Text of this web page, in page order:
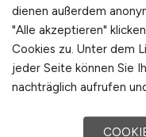
Einige
im Umbau
dienen außerdem
"Alle akzeptieren"
Cookies zu. Unter dem
jeder Seite können Sie
nachträglich aufrufen